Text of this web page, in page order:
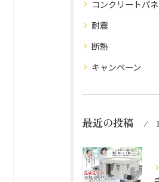
コンクリートパ
耐震
断熱
キャンペーン
最近の投稿